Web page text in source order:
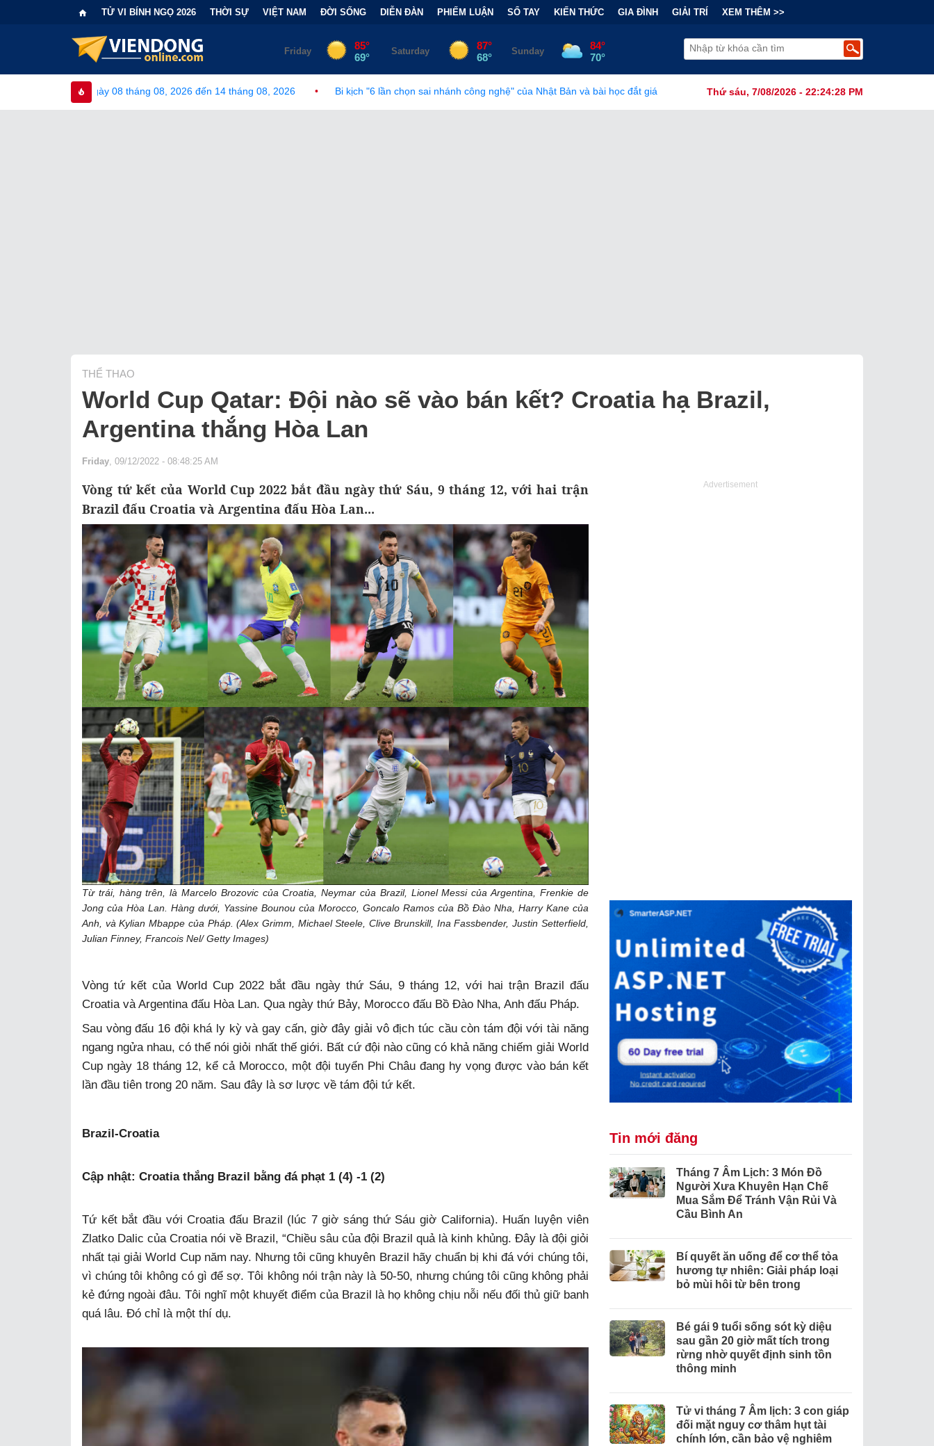
TỬ VI BÍNH NGỌ 2026 THỜI SỰ VIỆT NAM ĐỜI SỐNG DIỄN ĐÀN PHIẾM LUẬN SỔ TAY KIẾN THỨC GIA ĐÌNH GIẢI TRÍ XEM THÊM >>
Thứ sáu, 7/08/2026 - 22:24:30 PM
08, 2026 đến 14 tháng 08, 2026 • Bi kịch "6 lần chọn sai nhánh công nghệ" của Nhật Bản và bài học đắt giá • Bẫy Tài Chính Đằng Sau "Cơn Sốt" Trà Sữa Nhượng Quyền: Lợi Nhuận Thuộc Về
THỂ THAO
World Cup Qatar: Đội nào sẽ vào bán kết? Croatia hạ Brazil,
Argentina thắng Hòa Lan
Friday , 09/12/2022 - 08:48:25 AM
Vòng tứ kết của World Cup 2022 bắt đầu ngày thứ Sáu, 9 tháng 12, với hai trận
Brazil đấu Croatia và Argentina đấu Hòa Lan...
Từ trái, hàng trên, là Marcelo Brozovic của Croatia, Neymar của Brazil, Lionel Messi của Argentina, Frenkie de
Jong của Hòa Lan. Hàng dưới, Yassine Bounou của Morocco, Goncalo Ramos của Bồ Đào Nha, Harry Kane của
Anh, và Kylian Mbappe của Pháp. (Alex Grimm, Michael Steele, Clive Brunskill, Ina Fassbender, Justin Setterfield,
Julian Finney, Francois Nel/ Getty Images)
Vòng tứ kết của World Cup 2022 bắt đầu ngày thứ Sáu, 9 tháng 12, với hai trận Brazil đấu
Croatia và Argentina đấu Hòa Lan. Qua ngày thứ Bảy, Morocco đấu Bồ Đào Nha, Anh đấu Pháp.
Sau vòng đấu 16 đội khá ly kỳ và gay cấn, giờ đây giải vô địch túc cầu còn tám đội với tài năng
ngang ngửa nhau, có thể nói giỏi nhất thế giới. Bất cứ đội nào cũng có khả năng chiếm giải World
Cup ngày 18 tháng 12, kể cả Morocco, một đội tuyển Phi Châu đang hy vọng được vào bán kết
lần đầu tiên trong 20 năm. Sau đây là sơ lược về tám đội tứ kết.
Brazil-Croatia
Cập nhật: Croatia thắng Brazil bằng đá phạt 1 (4) -1 (2)
Tứ kết bắt đầu với Croatia đấu Brazil (lúc 7 giờ sáng thứ Sáu giờ California). Huấn luyện viên
Zlatko Dalic của Croatia nói về Brazil, “Chiều sâu của đội Brazil quả là kinh khủng. Đây là đội giỏi
nhất tại giải World Cup năm nay. Nhưng tôi cũng khuyên Brazil hãy chuẩn bị khi đá với chúng tôi,
vì chúng tôi không có gì để sợ. Tôi không nói trận này là 50-50, nhưng chúng tôi cũng không phải
kẻ đứng ngoài đâu. Tôi nghĩ một khuyết điểm của Brazil là họ không chịu nỗi nếu đối thủ giữ banh
quá lâu. Đó chỉ là một thí dụ.
Advertisement
Tin mới đăng
Tháng 7 Âm Lịch: 3 Món Đồ
Người Xưa Khuyên Hạn Chế
Mua Sắm Để Tránh Vận Rủi Và
Cầu Bình An
Bí quyết ăn uống để cơ thể tỏa
hương tự nhiên: Giải pháp loại
bỏ mùi hôi từ bên trong
Bé gái 9 tuổi sống sót kỳ diệu
sau gần 20 giờ mất tích trong
rừng nhờ quyết định sinh tồn
thông minh
Tử vi tháng 7 Âm lịch: 3 con giáp
đối mặt nguy cơ thâm hụt tài
chính lớn, cần bảo vệ nghiêm